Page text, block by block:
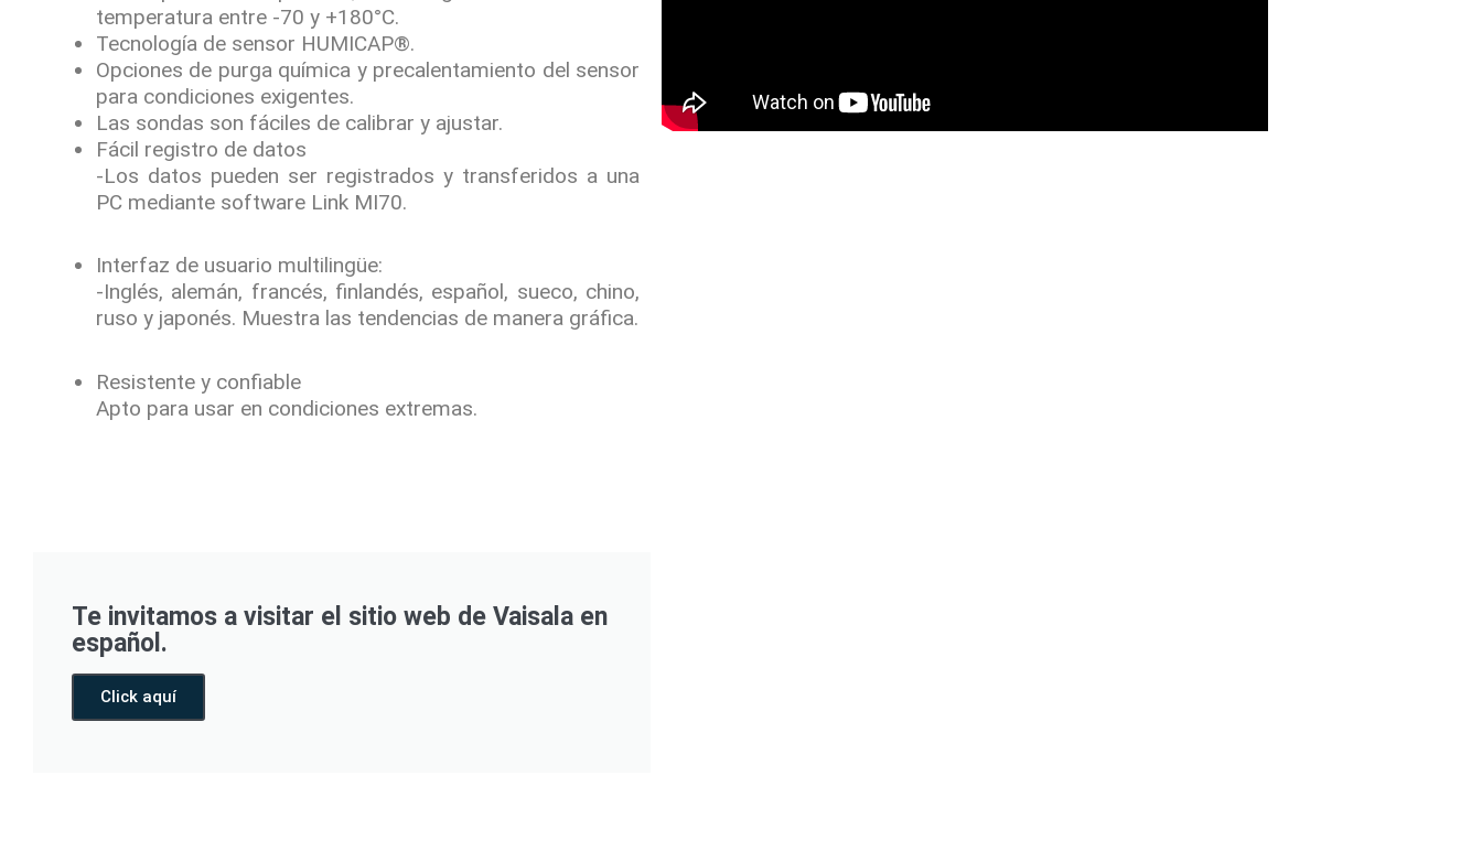
temperatura entre -70 y +180°C.
Tecnología de sensor HUMICAP®.
Opciones de purga química y precalentamiento del sensor
para condiciones exigentes.
Las sondas son fáciles de calibrar y ajustar.
Fácil registro de datos
-Los datos pueden ser registrados y transferidos a una
PC mediante software Link MI70.
Interfaz de usuario multilingüe:
-Inglés, alemán, francés, finlandés, español, sueco, chino,
ruso y japonés. Muestra las tendencias de manera gráfica.
Resistente y confiable
Apto para usar en condiciones extremas.
Te invitamos a visitar el sitio web de Vaisala en
español.
Click aquí